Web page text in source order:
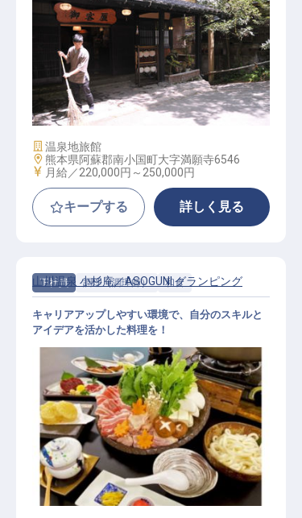
仲居（未経験歓迎／20～30代活躍中
／社員寮完備／創業300年）
施設業態
温泉地旅館
勤務地
熊本県阿蘇郡南小国町大字満願寺6546
給与
月給／220,000円～ 250,000円
キープする 詳しく見る
正社員 調理（調理師） 和食
調理│年休125日／オープニング／ワ
ークライフバランス◎／月給28万～
山川温泉 小杉庵／ASOGUNI グランピング
キャリアアップしやすい環境で、自分のスキルと
アイデアを活かした料理を！